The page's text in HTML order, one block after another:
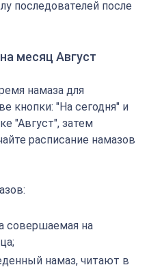
последователей после
месяц Август
намаза для
кнопки: "На сегодня" и
"Август", затем
расписание намазов
совершаемая на
намаз, читают в